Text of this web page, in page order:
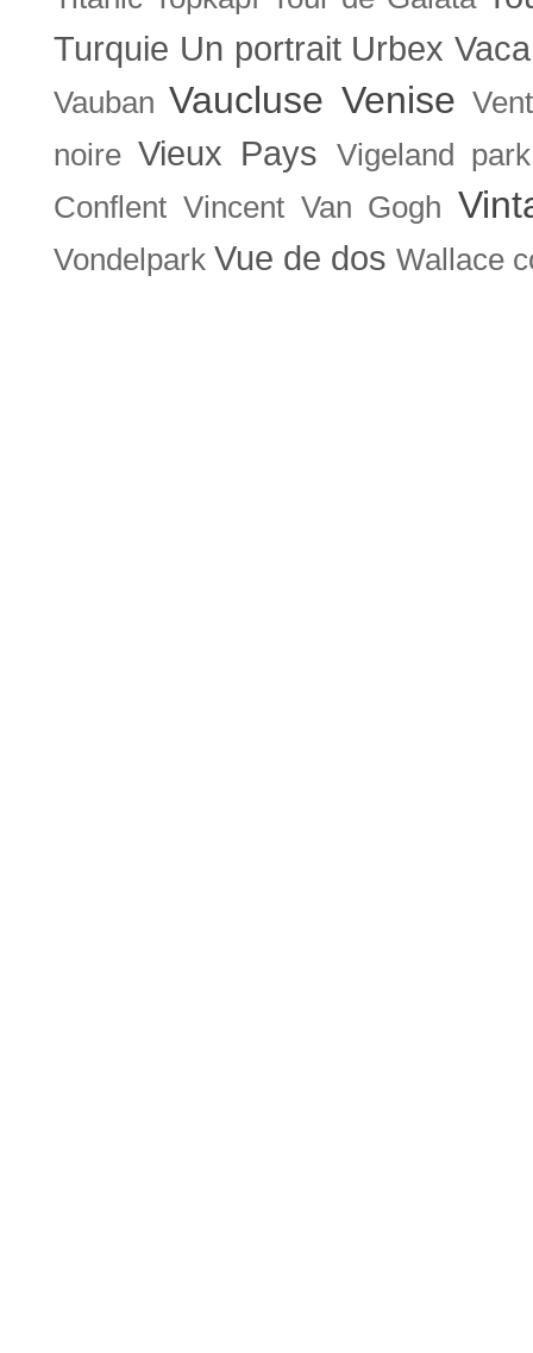
Turquie Un portrait Urbex
Vauban Vaucluse Venise
noire Vieux Pays
Vigeland park
Conflent Vincent Van Gogh
Vondelpark Vue de dos Wallace